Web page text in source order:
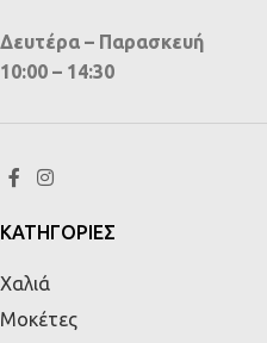
Δευτέρα – Παρασκευή
10:00 – 14:30
ΚΑΤΗΓΟΡΙΕΣ
Χαλιά
Μοκέτες